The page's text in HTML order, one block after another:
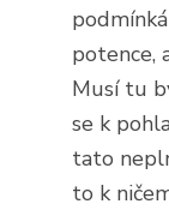
potence,
Musí tu
se k
tato
to k